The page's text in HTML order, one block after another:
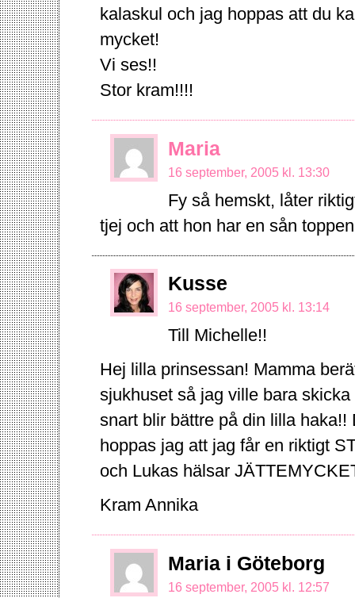
kalaskul och jag hoppas att du
mycket!
Vi ses!!
Stor kram!!!!
Maria
16 september, 2005 kl. 13:30
Fy så hemskt, låter
tjej och att hon har en sån
Kusse
16 september, 2005 kl. 13:14
Till Michelle!!
Hej lilla prinsessan! Mamma
sjukhuset så jag ville bara
snart blir bättre på din lilla
hoppas jag att jag får en riktigt
och Lukas hälsar
Kram Annika
Maria i Göteborg
16 september, 2005 kl. 12:57